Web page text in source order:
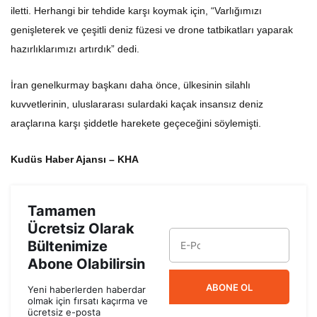
iletti. Herhangi bir tehdide karşı koymak için, “Varlığımızı
genişleterek ve çeşitli deniz füzesi ve drone tatbikatları yaparak
hazırlıklarımızı artırdık” dedi.
İran genelkurmay başkanı daha önce, ülkesinin silahlı
kuvvetlerinin, uluslararası sulardaki kaçak insansız deniz
araçlarına karşı şiddetle harekete geçeceğini söylemişti.
Kudüs Haber Ajansı – KHA
Tamamen
Ücretsiz Olarak
Bültenimize
Abone Olabilirsin
Yeni haberlerden haberdar
olmak için fırsatı kaçırma ve
ücretsiz e-posta
ABONE OL